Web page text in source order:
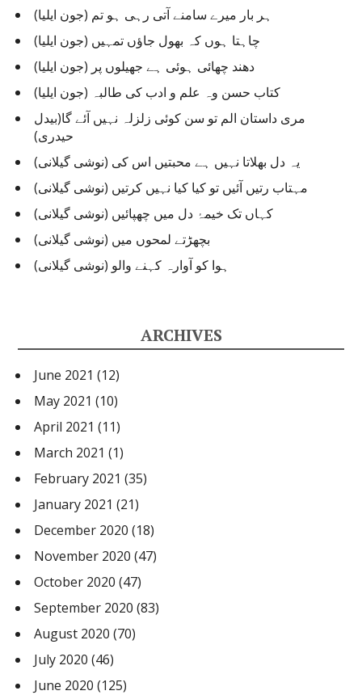
i
ہر بار میرے سامنے آتی رہی ہو تم (جون ایلیا)
چاہتا ہوں کہ بھول جاؤں تمہیں (جون ایلیا)
دھند چھائی ہوئی ہے جھیلوں پر (جون ایلیا)
کتاب حسن وہ علم و ادب کی طالبہ (جون ایلیا)
مری داستان الم تو سن کوئی زلزلہ نہیں آئے گا(بیدل
حیدری)
یہ دل بھلاتا نہیں ہے محبتیں اس کی (نوشی گیلانی)
مہتاب رتیں آئیں تو کیا کیا نہیں کرتیں (نوشی گیلانی)
کہاں تک خیمۂ دل میں چھپائیں (نوشی گیلانی)
بچھڑتے لمحوں میں (نوشی گیلانی)
ہوا کو آوارہ کہنے والو (نوشی گیلانی)
ARCHIVES
June 2021 (12)
May 2021 (10)
April 2021 (11)
March 2021 (1)
February 2021 (35)
January 2021 (21)
December 2020 (18)
November 2020 (47)
October 2020 (47)
September 2020 (83)
August 2020 (70)
July 2020 (46)
June 2020 (125)